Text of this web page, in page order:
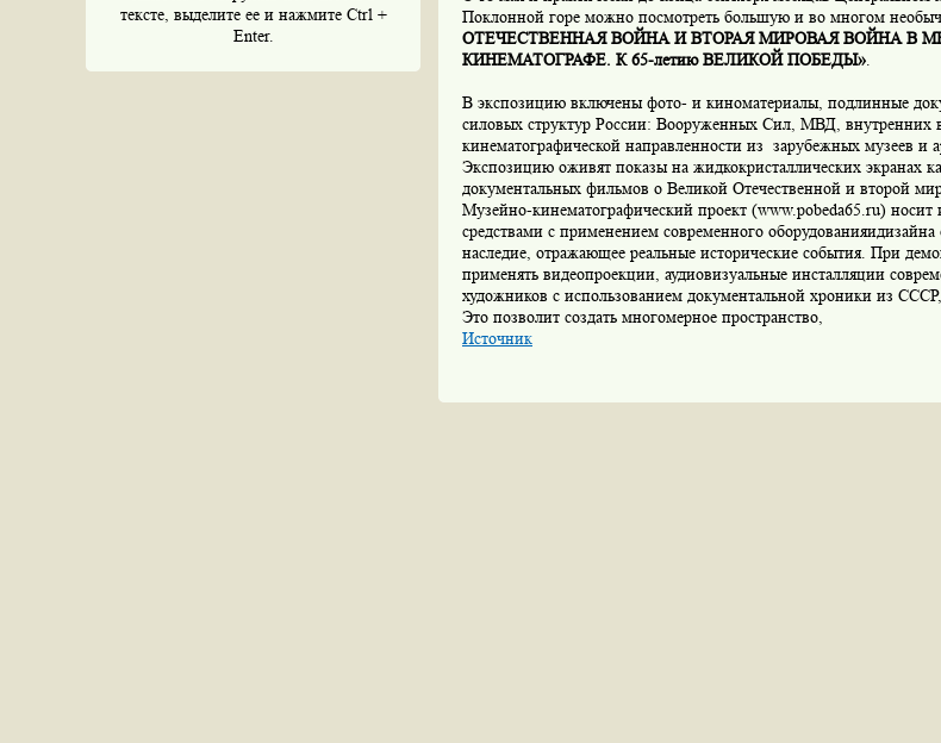
тексте, выделите ее и нажмите Ctrl +
Enter.
Поклонной горе можно посмотреть большую и во многом
ОТЕЧЕСТВЕННАЯ ВОЙНА И ВТОРАЯ МИРОВАЯ ВОЙНА В
КИНЕМАТОГРАФЕ. К 65-летию ВЕЛИКОЙ ПОБЕДЫ»
В экспозицию включены фото- и киноматериалы, подлинные
силовых структур России: Вооруженных Сил, МВД,
кинематографической направленности из зарубежных музеев и
Экспозицию оживят показы на жидкокристаллических экранах
документальных фильмов о Великой Отечественной и второй
Музейно-кинематографический проект (www.pobeda65.ru)
средствами с применением современного оборудованияидизайна
наследие, отражающее реальные исторические события. При
применять видеопроекции, аудиовизуальные инсталляции
художников с использованием документальной хроники из
Это позволит создать многомерное пространство,
Источник